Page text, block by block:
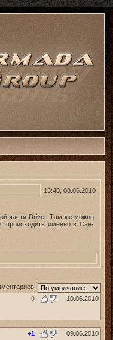
15:40, 08.06.2010
части Driver. Там же можно
происходить именно в Сан-
0
10.06.2010
+1 09.06.2010